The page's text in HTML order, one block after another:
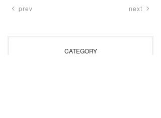
prev next
CATEGORY